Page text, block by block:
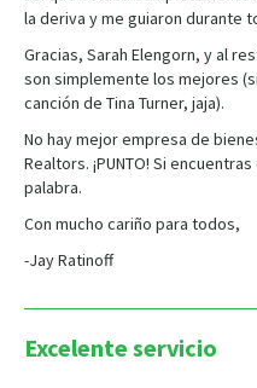
la deriva y me guiaron durante
Gracias, Sarah Elengorn, y al
son simplemente los mejores
canción de Tina Turner, jaja).
No hay mejor empresa de
Realtors. ¡PUNTO! Si
palabra.
Con mucho cariño para todos,
-Jay Ratinoff
Excelente servicio